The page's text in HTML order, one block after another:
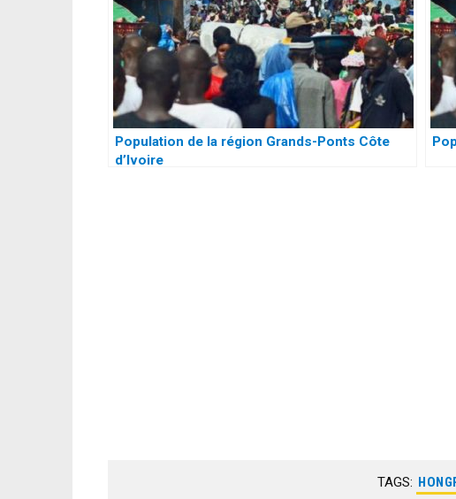
Population de la région Grands-Ponts Côte
d’Ivoire
TAGS: